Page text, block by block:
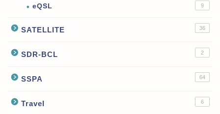
eQSL 9
SATELLITE 36
SDR-BCL 2
SSPA 64
Travel 6